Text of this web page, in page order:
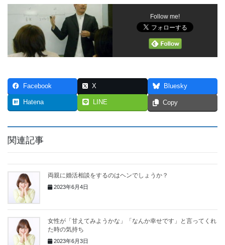
Follow me!
Facebook X Bluesky
Hatena LINE Copy
関連記事
両親に婚活相談をするのはヘンでしょうか？
2023年6月4日
女性が「甘えてみようかな」「なんか幸せです」と言ってくれ
た時の気持ち
2023年6月3日